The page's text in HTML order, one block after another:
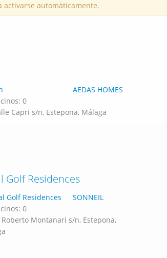
activarse automáticamente.
AEDAS HOMES
0
Capri s/n, Estepona, Málaga
Golf Residences
SONNEIL
0
Roberto Montanari s/n, Estepona,